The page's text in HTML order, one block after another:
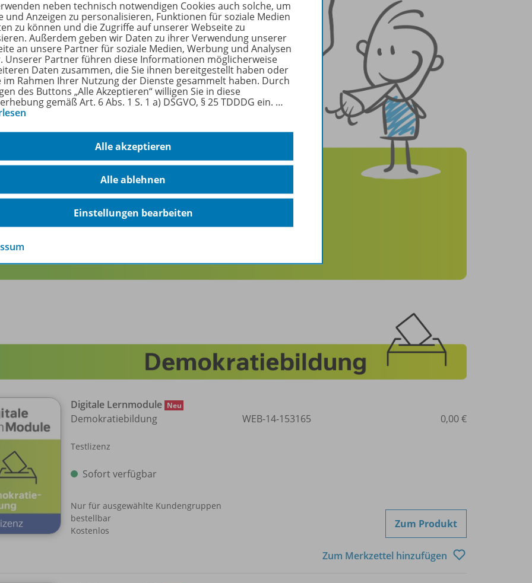
Digitale Lernmodule Neu
Demokratiebildung
Testlizenz
Sofort verfügbar
Nur für ausgewählte Kundengruppen
bestellbar
Kostenlos
WEB-14-153165 0,00 €
Zum Produkt
Zum Merkzettel hinzufügen
neben technisch notwendigen Cookies auch solche, um
und Anzeigen zu personalisieren, Funktionen für soziale Medien
zu können und die Zugriffe auf unserer Webseite zu
Außerdem geben wir Daten zu ihrer Verwendung unserer
an unsere Partner für soziale Medien, Werbung und Analysen
Unserer Partner führen diese Informationen möglicherweise
Daten zusammen, die Sie ihnen bereitgestellt haben oder
im Rahmen Ihrer Nutzung der Dienste gesammelt haben. Durch
des Buttons „Alle Akzeptieren“ willigen Sie in diese
gemäß Art. 6 Abs. 1 S. 1 a) DSGVO, § 25 TDDDG ein. …
Alle akzeptieren
Alle ablehnen
Einstellungen bearbeiten